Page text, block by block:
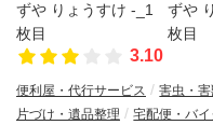
3.10
便利屋・代行サービス 害虫・
片づけ・遺品整理
宅配便・バ